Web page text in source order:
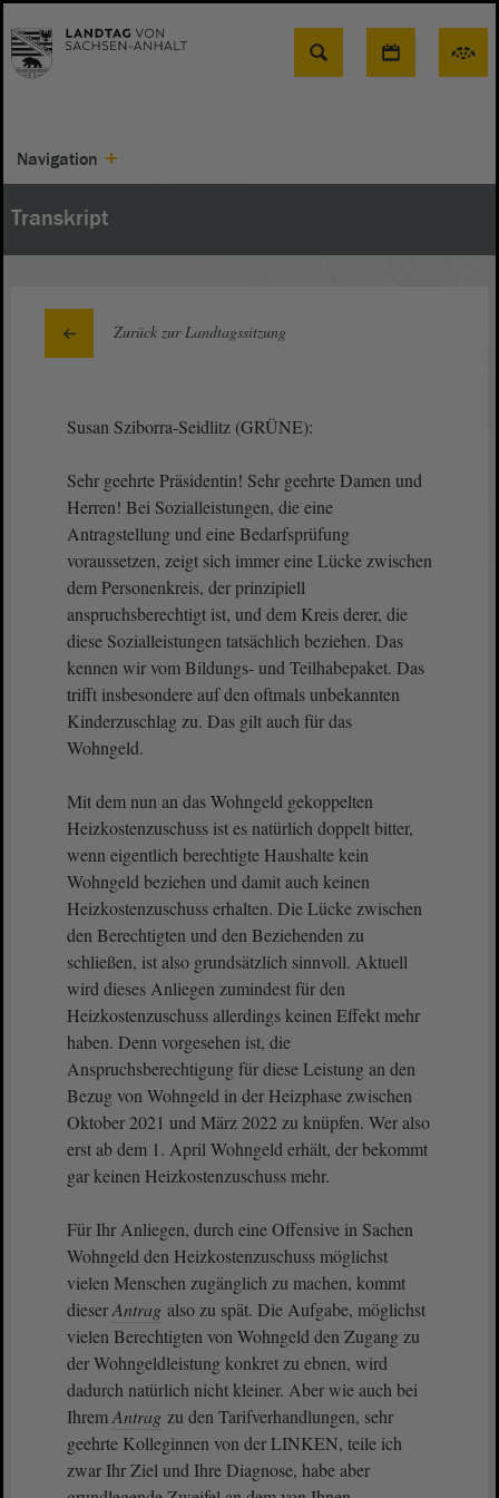
Suche
Navigation
Transkript
Zurück zur Landtagssitzung
Susan Sziborra-Seidlitz (GRÜNE):
Sehr geehrte Präsidentin! Sehr geehrte Damen und
Herren! Bei Sozialleistungen, die eine
Antragstellung und eine Bedarfsprüfung
voraussetzen, zeigt sich immer eine Lücke zwischen
dem Personenkreis, der prinzipiell
anspruchsberechtigt ist, und dem Kreis derer, die
diese Sozialleistungen tatsächlich beziehen. Das
kennen wir vom Bildungs- und Teilhabepaket. Das
trifft insbesondere auf den oftmals unbekannten
Kinderzuschlag zu. Das gilt auch für das
Wohngeld.
Mit dem nun an das Wohngeld gekoppelten
Heizkostenzuschuss ist es natürlich doppelt bitter,
wenn eigentlich berechtigte Haushalte kein
Wohngeld beziehen und damit auch keinen
Heizkostenzuschuss erhalten. Die Lücke zwischen
den Berechtigten und den Beziehenden zu
schließen, ist also grundsätzlich sinnvoll. Aktuell
wird dieses Anliegen zumindest für den
Heizkostenzuschuss allerdings keinen Effekt mehr
haben. Denn vorgesehen ist, die
Anspruchsberechtigung für diese Leistung an den
Bezug von Wohngeld in der Heizphase zwischen
Oktober 2021 und März 2022 zu knüpfen. Wer also
erst ab dem 1. April Wohngeld erhält, der bekommt
gar keinen Heizkostenzuschuss mehr.
Für Ihr Anliegen, durch eine Offensive in Sachen
Wohngeld den Heizkostenzuschuss möglichst
vielen Menschen zugänglich zu machen, kommt
dieserAntrag also zu spät. Die Aufgabe, möglichst
vielen Berechtigten von Wohngeld den Zugang zu
der Wohngeldleistung konkret zu ebnen, wird
dadurch natürlich nicht kleiner. Aber wie auch bei
IhremAntrag zu den Tarifverhandlungen, sehr
geehrte Kolleginnen von der LINKEN, teile ich
zwar Ihr Ziel und Ihre Diagnose, habe aber